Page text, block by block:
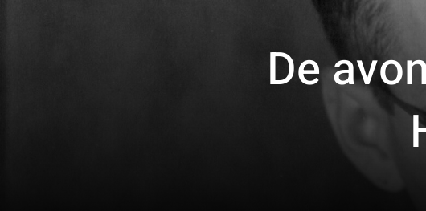
De